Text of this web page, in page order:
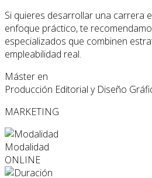
Si quieres desarrollar una carrera
enfoque práctico, te
especializados que combinen
empleabilidad real.
Máster en
Producción Editorial y Diseño
MARKETING
Modalidad
ONLINE